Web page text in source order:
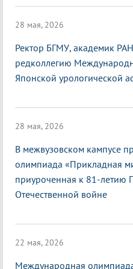
28 мая, 2026
Ректор БГМУ, академик
редколлегию
Японской урологической
28 мая, 2026
В межвузовском кампусе
олимпиада «Прикладная
приуроченная к 81-летию
Отечественной войне
22 мая, 2026
Международная